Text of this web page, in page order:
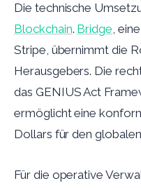
Die technische
Blockchain. Bridge,
Stripe, übernimmt die
Herausgebers. Die
das GENIUS Act
ermöglicht eine
Dollars für den
Für die operative